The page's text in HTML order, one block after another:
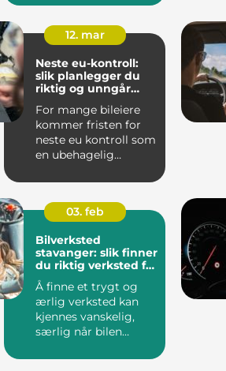
som sjåfør. E...
12. mar
Neste eu-kontroll:
slik planlegger du
riktig og unngår
For mange bileiere
kommer fristen for
neste eu kontroll som
en ubehagelig
fra S...
03. feb
Bilverksted
stavanger: slik finner
du riktig verksted for
bilen din
Å finne et trygt og
ærlig verksted kan
kjennes vanskelig,
særlig når bilen
penger. ...